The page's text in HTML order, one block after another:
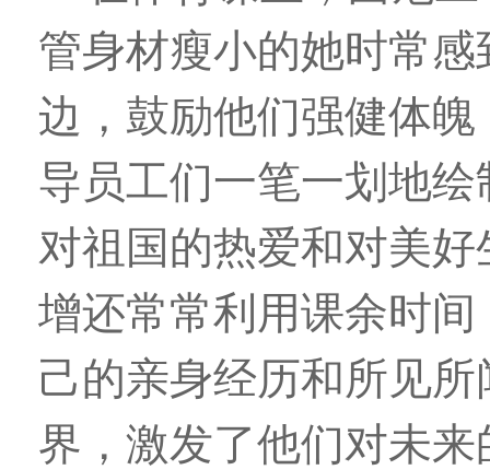
管身材瘦小的她时常
边，鼓励他们强健体
导员工们一笔一划地
对祖国的热爱和对美
增还常常利用课余时
己的亲身经历和所见
界，激发了他们对未